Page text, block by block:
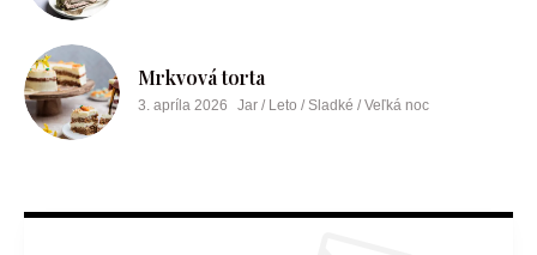
Mrkvová torta
3. apríla 2026 Jar / Leto / Sladké / Veľká noc